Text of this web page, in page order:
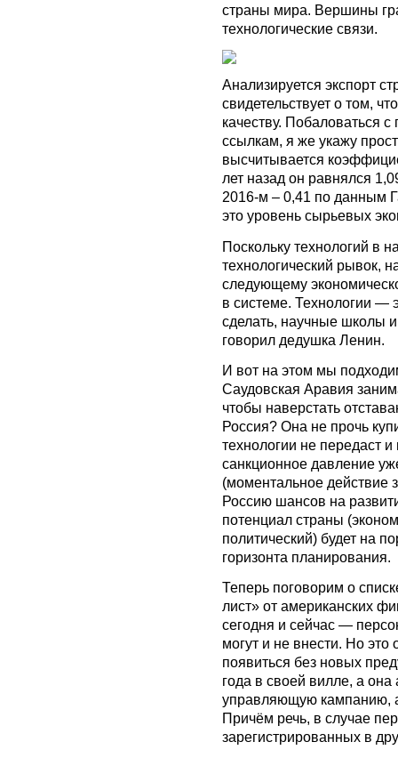
страны мира. Вершины
технологические связи.
Анализируется экспорт
свидетельствует о том,
качеству. Побаловаться
ссылкам, я же укажу
высчитывается
лет назад он равнялся
2016-м – 0,41 по данным
это уровень сырьевых
Поскольку технологий в
технологический рывок,
следующему
в системе. Технологии —
сделать, научные школы
говорил дедушка Ленин.
И вот на этом мы
Саудовская Аравия
чтобы наверстать
Россия? Она не прочь
технологии не передаст
санкционное давление
(моментальное действие
Россию шансов на
потенциал страны
политический) будет на
горизонта планирования.
Теперь поговорим о
лист» от американских
сегодня и сейчас —
могут и не внести. Но это
появиться без новых
года в своей вилле, а
управляющую кампанию,
Причём речь, в случае
зарегистрированных в